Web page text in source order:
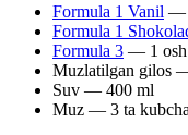
Formula 1 Vanil —
Formula 1
Formula 3 — 1 osh
Muzlatilgan gilos
Suv — 400 ml
Muz — 3 ta kubcha